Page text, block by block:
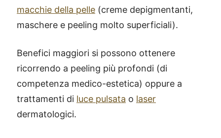
macchie della pelle (creme depigmentanti,
maschere e peeling molto superficiali).
Benefici maggiori si possono ottenere
ricorrendo a peeling più profondi (di
competenza medico-estetica) oppure a
trattamenti di luce pulsata o laser
dermatologici.